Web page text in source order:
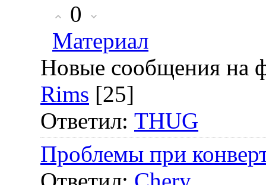
0
Материал
Новые сообщения на
Rims [25]
Ответил: THUG
Проблемы при